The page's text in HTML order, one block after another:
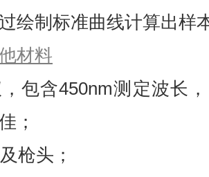
绘制标准曲线计算出样
材料
包含450nm测定波长
；
枪头；